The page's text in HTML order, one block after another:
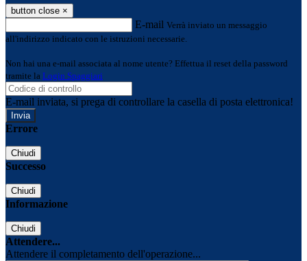
button close ×
E-mail Verrà inviato un messaggio
all'indirizzo indicato con le istruzioni necessarie.
Non hai una e-mail associata al nome utente? Effettua il reset della password
tramite la Login Spaggiari
E-mail inviata, si prega di controllare la casella di posta elettronica!
Errore
Chiudi
Successo
Chiudi
Informazione
Chiudi
Attendere...
Attendere il completamento dell'operazione...